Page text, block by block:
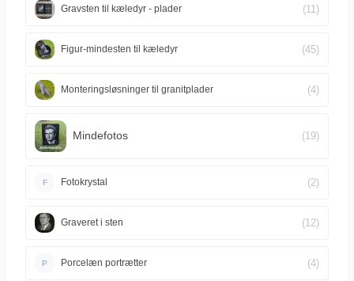
Gravsten til kæledyr - plader (11)
Figur-mindesten til kæledyr (45)
Monteringsløsninger til granitplader (4)
Mindefotos (19)
F Fotokrystal (2)
Graveret i sten (12)
P Porcelæn portrætter (4)